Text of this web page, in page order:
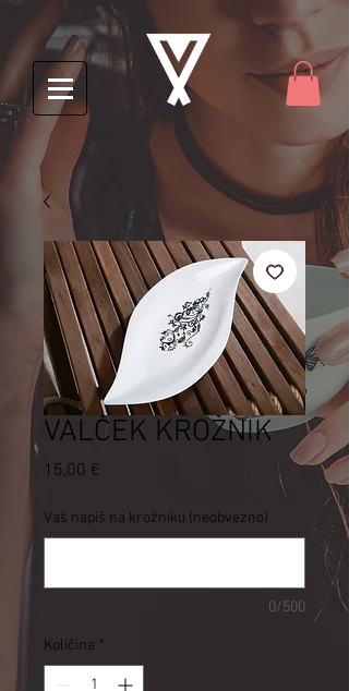
VALČEK KROŽNIK
15,00 €
Vaš napiš na krožniku (neobvezno)
0/500
Količina *